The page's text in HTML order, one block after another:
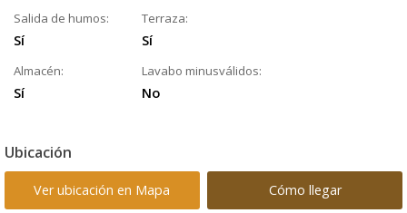
Salida de humos:
Sí
Terraza:
Sí
Almacén:
Sí
Lavabo minusválidos:
No
Ubicación
Ver ubicación en Mapa Cómo llegar